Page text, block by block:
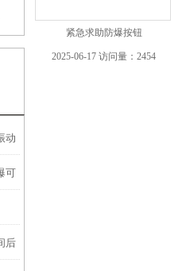
动
可
后
紧急求助防爆按钮
2025-06-17 访问量：2454